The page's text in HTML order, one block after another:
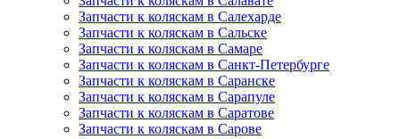
Запчасти к коляскам в Салехарде
Запчасти к коляскам в Сальске
Запчасти к коляскам в Самаре
Запчасти к коляскам в Санкт-Петербурге
Запчасти к коляскам в Саранске
Запчасти к коляскам в Сарапуле
Запчасти к коляскам в Саратове
Запчасти к коляскам в Сарове